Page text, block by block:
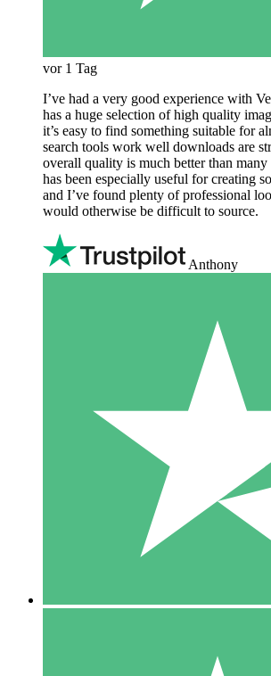
vor 1 Tag
I’ve had a very good experience with
has a huge selection of high quality
it’s easy to find something suitable for
search tools work well downloads are
overall quality is much better than
has been especially useful for creating
and I’ve found plenty of professional
would otherwise be difficult to source.
Anthony